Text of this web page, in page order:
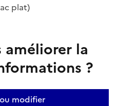
plat)
améliorer la
?
modifier